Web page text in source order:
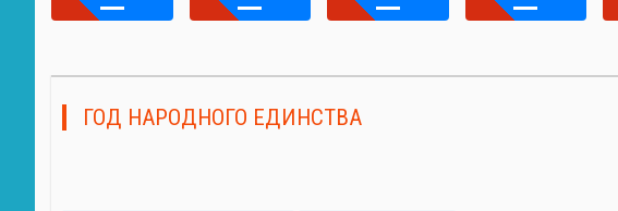
ГОД НАРОДНОГО ЕДИНСТВА